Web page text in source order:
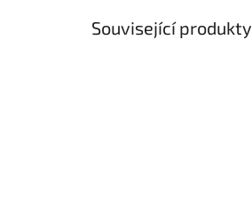
Související produkty